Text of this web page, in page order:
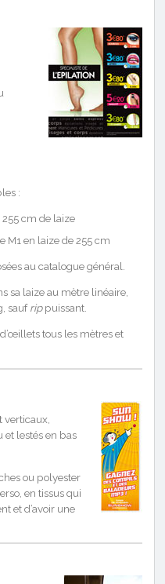
:
cm de laize
M1 en laize de 255 cm
au catalogue général.
sa laize au mètre linéaire,
saufrippuissant.
tous les mètres et
verticaux,
et lestés en bas
ou polyester
en tissus qui
et d’avoir une